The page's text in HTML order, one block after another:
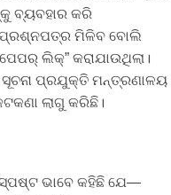
ବ୍ୟବହାର କରି
ପ୍ରଶ୍ନପତ୍ର ମିଳିବ ବୋଲି
ଲିକ୍” କରାଯାଉଥିଲା।
ପ୍ରଯୁକ୍ତି ମନ୍ତ୍ରଣାଳୟ
ଲାଗୁ କରିଛି।
ସ୍ପଷ୍ଟ ଭାବେ କହିଛି ଯେ—